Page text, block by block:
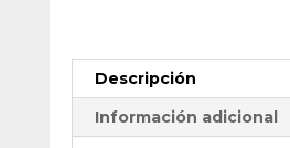
Descripción
Información adicional